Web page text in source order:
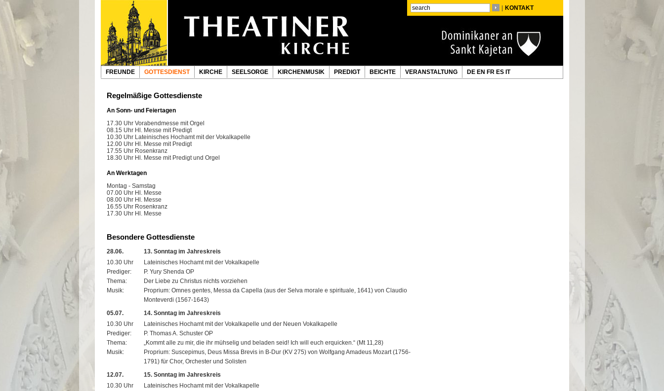
KONTAKT
FREUNDE GOTTESDIENST KIRCHE SEELSORGE KIRCHENMUSIK PREDIGT BEICHTE VERANSTALTUNG DE EN FR ES IT
Regelmäßige Gottesdienste
An Sonn- und Feiertagen
17.30 Uhr Vorabendmesse mit Orgel
08.15 Uhr Hl. Messe mit Predigt
10.30 Uhr Lateinisches Hochamt mit der Vokalkapelle
12.00 Uhr Hl. Messe mit Predigt
17.55 Uhr Rosenkranz
18.30 Uhr Hl. Messe mit Predigt und Orgel
An Werktagen
Montag - Samstag
07.00 Uhr Hl. Messe
08.00 Uhr Hl. Messe
16.55 Uhr Rosenkranz
17.30 Uhr Hl. Messe
Besondere Gottesdienste
28.06.
13. Sonntag im Jahreskreis
10.30 Uhr
Lateinisches Hochamt mit der Vokalkapelle
Prediger:
P. Yury Shenda OP
Thema:
Der Liebe zu Christus nichts vorziehen
Musik:
Proprium: Omnes gentes, Messa da Capella (aus der Selva morale e spirituale, 1641) von Claudio
Monteverdi (1567-1643)
05.07.
14. Sonntag im Jahreskreis
10.30 Uhr
Lateinisches Hochamt mit der Vokalkapelle und der Neuen Vokalkapelle
Prediger:
P. Thomas A. Schuster OP
Thema:
„Kommt alle zu mir, die ihr mühselig und beladen seid! Ich will euch erquicken.“ (Mt 11,28)
Musik:
Proprium: Suscepimus, Deus Missa Brevis in B-Dur (KV 275) von Wolfgang Amadeus Mozart (1756-
1791) für Chor, Orchester und Solisten
12.07.
15. Sonntag im Jahreskreis
10.30 Uhr
Lateinisches Hochamt mit der Vokalkapelle